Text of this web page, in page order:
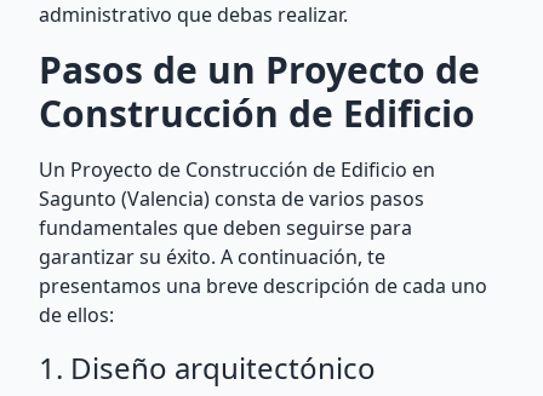
administrativo que debas realizar.
Pasos de un Proyecto de
Construcción de Edificio
Un Proyecto de Construcción de Edificio en
Sagunto (Valencia) consta de varios pasos
fundamentales que deben seguirse para
garantizar su éxito. A continuación, te
presentamos una breve descripción de cada uno
de ellos:
1. Diseño arquitectónico